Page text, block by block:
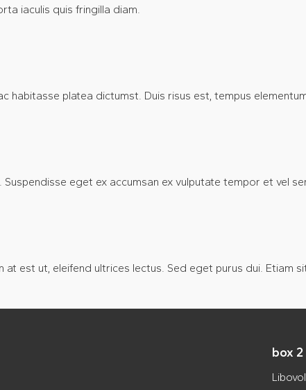
iaculis quis fringilla diam.
habitasse platea dictumst. Duis risus est, tempus
Suspendisse eget ex accumsan ex vulputate tempor et vel
at est ut, eleifend ultrices lectus. Sed eget purus dui. Etiam
box 2